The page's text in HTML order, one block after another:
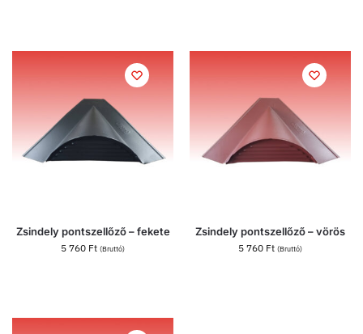
Zsindely pontszellőző – fekete
5 760 Ft (Bruttó)
Zsindely pontszellőző – vörös
5 760 Ft (Bruttó)